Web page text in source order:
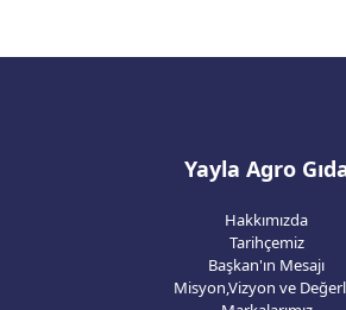
Yayla Agro
Hakkımızda
Tarihçemiz
Başkan'ın Mesajı
Misyon,Vizyon ve